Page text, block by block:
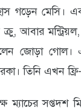
গড়েন মেসি।
ক্রু, আবার
জোড়া গোল।
তিনি এখন
ম্যাচের